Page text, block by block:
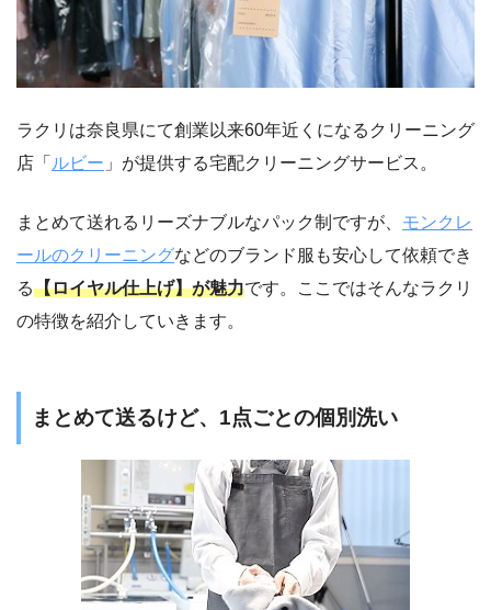
ラクリは奈良県にて創業以来60年近くになるクリーニング
店「 ルビー 」が提供する宅配クリーニングサービス。
まとめて送れるリーズナブルなパック制ですが、 モンクレ
ールのクリーニングなどのブランド服も安心して依頼でき
る【ロイヤル仕上げ】が魅力です。ここではそんなラクリ
の特徴を紹介していきます。
まとめて送るけど、1点ごとの個別洗い